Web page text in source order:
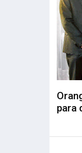
para